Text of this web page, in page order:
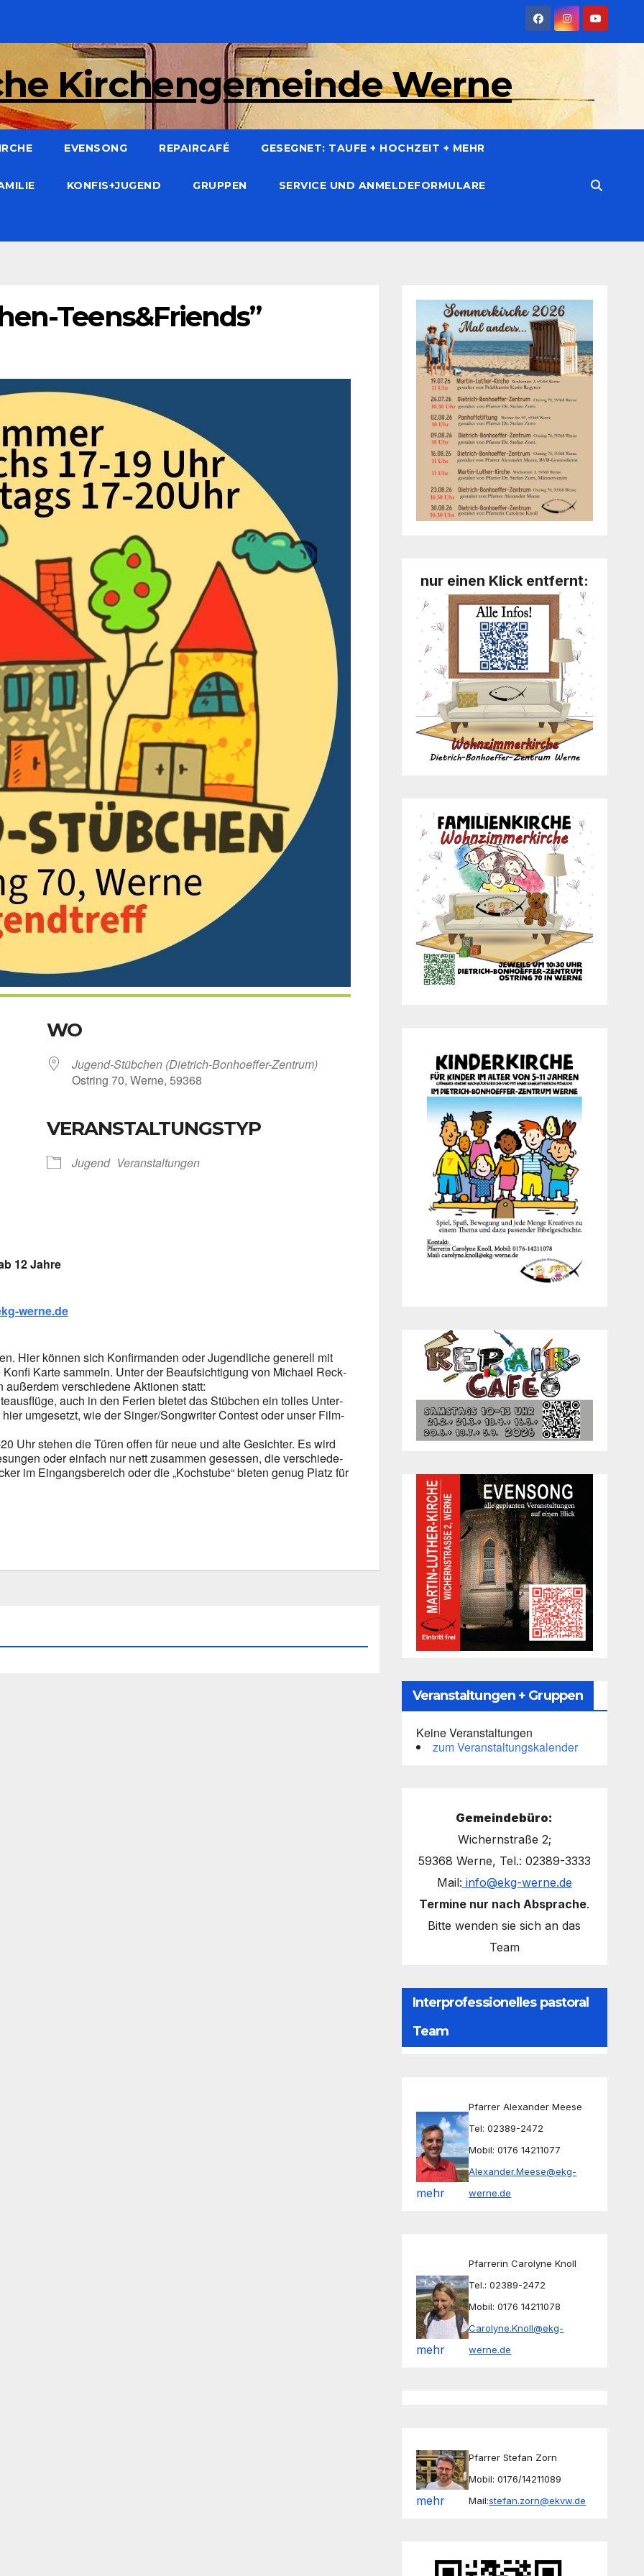
Kirchengemeinde Werne
EVENSONG REPAIRCAFÉ GESEGNET: TAUFE + HOCHZEIT + MEHR
KONFIS+JUGEND GRUPPEN SERVICE UND ANMELDEFORMULARE
Teens&Friends”
Out­look Live
WO
Jugend-Stübchen (Dietrich-Bonhoeffer-Zentrum)
Ost­ring 70, Wer­ne, 59368
VERANSTALTUNGSTYP
Jugend Ver­an­stal­tun­gen
12 Jah­re
werne.de
Hier kön­nen sich Kon­fir­man­den oder Jugend­li­che gene­rell mit
Kar­te sam­meln. Unter der Beauf­sich­ti­gung von Micha­el Reck­
ver­schie­de­ne Aktio­nen statt:
auch in den Feri­en bie­tet das Stüb­chen ein tol­les Unter­
umge­setzt, wie der Singer/Songwriter Con­test oder unser Film­
Uhr ste­hen die Türen offen für neue und alte Gesich­ter. Es wird
oder ein­fach nur nett zusam­men geses­sen, die ver­schie­de­
im Ein­gangs­be­reich oder die „Kochstu­be“ bie­ten genug Platz für
nur einen Klick entfernt:
Veranstaltungen + Gruppen
Keine Veranstaltungen
zum Veranstaltungskalender
Gemeindebüro:
Wichernstraße 2;
59368 Werne, Tel.: 02389-3333
Mail: info@ekg-werne.de
Termine nur nach Absprache.
Bitte wenden sie sich an das
Team
Interprofessionelles pastoral
Team
mehr
Pfarrer Alexander Meese
Tel: 02389-2472
Mobil: 0176 14211077
Alexander.Meese@ekg-
werne.de
mehr
Pfarrerin Carolyne Knoll
Tel.: 02389-2472
Mobil: 0176 14211078
Carolyne.Knoll@ekg-
werne.de
mehr
Pfarrer Stefan Zorn
Mobil: 0176/14211089
Mail:stefan.zorn@ekvw.de